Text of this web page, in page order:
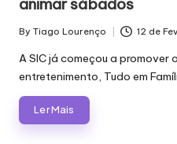
I
M
Á
G
I
animar sábados
Posted
by
By Tiago Lourenço 12 de
A SIC já começou a promover
entretenimento, Tudo em
Ler Mais